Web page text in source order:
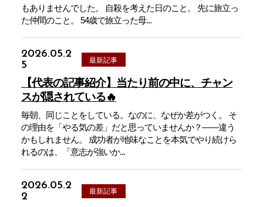
もありませんでした。 自殺を考えた日のこと。 先に旅立っ
た仲間のこと。 54歳で旅立った母...
2026.05.2
5
最新記事
【代表の記事紹介】当たり前の中に、チャン
スが隠されている🔥
毎朝、同じことをしている。なのに、なぜか差がつく。 そ
の理由を「やる気の差」だと思っていませんか？——違う
かもしれません。 成功者が地味なことを本気でやり続けら
れるのは、「意志が強いか...
2026.05.2
2
最新記事